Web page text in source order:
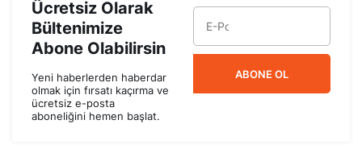
Ücretsiz Olarak
Bültenimize
Abone Olabilirsin
Yeni haberlerden haberdar
olmak için fırsatı kaçırma ve
ücretsiz e-posta
aboneliğini hemen başlat.
ABONE OL